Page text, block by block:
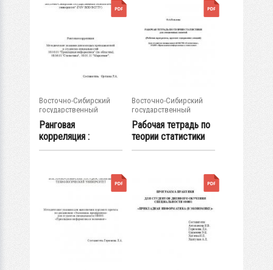
Восточно-Сибирский
государственный
университет...
Ранговая
корреляция :
методические
Восточно-Сибирский
государственный
университет...
Рабочая тетрадь по
теории статистики
для...